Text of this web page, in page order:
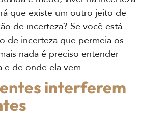
que existe um outro jeito de
de incerteza? Se você está
de incerteza que permeia os
nada é preciso entender
e de onde ela vem
interferem